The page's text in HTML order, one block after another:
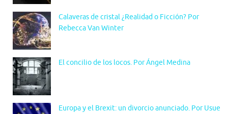
Calaveras de cristal ¿Realidad o Ficción? Por
Rebecca Van Winter
El concilio de los locos. Por Ángel Medina
Europa y el Brexit: un divorcio anunciado. Por Usue